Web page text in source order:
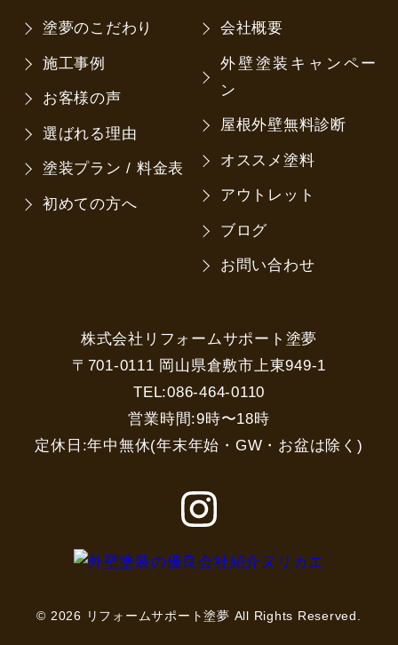
塗夢のこだわり
施工事例
お客様の声
選ばれる理由
塗装プラン / 料金表
初めての方へ
会社概要
外壁塗装キャンペー
ン
屋根外壁無料診断
オススメ塗料
アウトレット
ブログ
お問い合わせ
株式会社リフォームサポート塗夢
〒701-0111 岡山県倉敷市上東949-1
TEL:086-464-0110
営業時間:9時〜18時
定休日:年中無休(年末年始・GW・お盆は除く)
© 2026 リフォームサポート塗夢 All Rights Reserved.